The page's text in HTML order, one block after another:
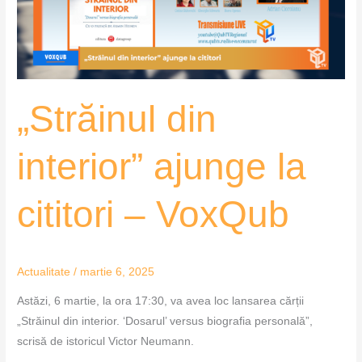
„Străinul din
interior” ajunge la
cititori – VoxQub
Actualitate / martie 6, 2025
Astăzi, 6 martie, la ora 17:30, va avea loc lansarea cărții
„Străinul din interior. ‘Dosarul’ versus biografia personală”,
scrisă de istoricul Victor Neumann.
cititori
–
VoxQub